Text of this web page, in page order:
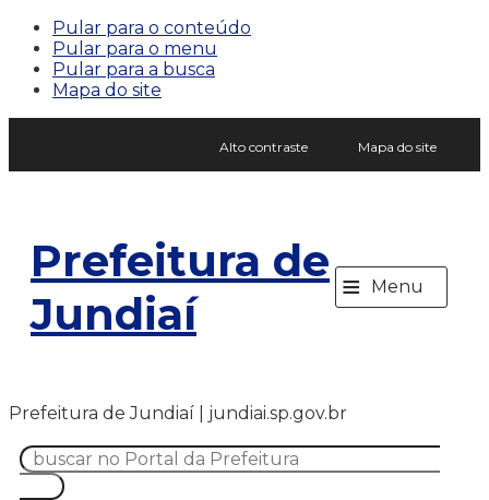
Pular para o conteúdo
Pular para o menu
Pular para a busca
Mapa do site
Alto contraste Mapa do site
Prefeitura de
Jundiaí
≡ Menu
Prefeitura de Jundiaí | jundiai.sp.gov.br